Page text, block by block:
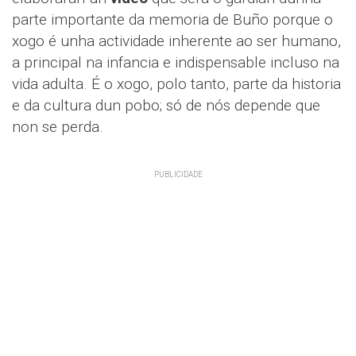
parte importante da memoria de Buño porque o
xogo é unha actividade inherente ao ser humano,
a principal na infancia e indispensable incluso na
vida adulta. É o xogo, polo tanto, parte da historia
e da cultura dun pobo; só de nós depende que
non se perda.